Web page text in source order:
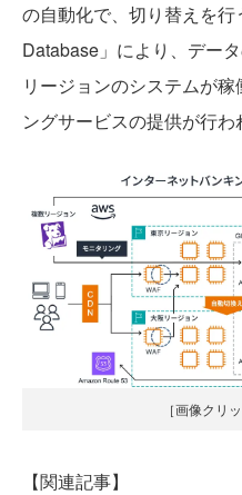
の自動化で、切り替えを
Database」により、デー
リージョンのシステムが
ングサービスの提供が行わ
［画像クリ
【関連記事】